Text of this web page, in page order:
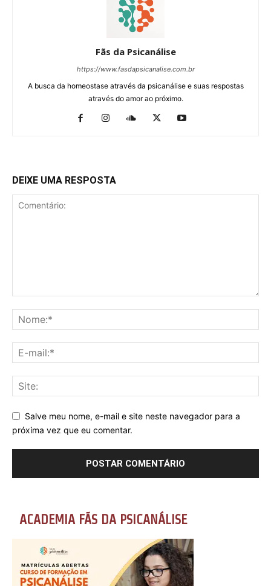
Fãs da Psicanálise
https://www.fasdapsicanalise.com.br
A busca da homeostase através da psicanálise e suas respostas
através do amor ao próximo.
DEIXE UMA RESPOSTA
Salve meu nome, e-mail e site neste navegador para a
próxima vez que eu comentar.
ACADEMIA FÃS DA PSICANÁLISE